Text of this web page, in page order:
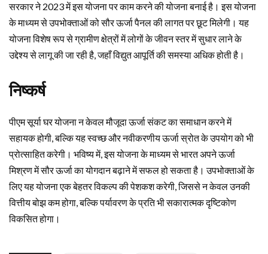
सरकार ने 2023 में इस योजना पर काम करने की योजना बनाई है। इस योजना
के माध्यम से उपभोक्ताओं को सौर ऊर्जा पैनल की लागत पर छूट मिलेगी। यह
योजना विशेष रूप से ग्रामीण क्षेत्रों में लोगों के जीवन स्तर में सुधार लाने के
उद्देश्य से लागू की जा रही है, जहाँ विद्युत आपूर्ति की समस्या अधिक होती है।
निष्कर्ष
पीएम सूर्या घर योजना न केवल मौजूदा ऊर्जा संकट का समाधान करने में
सहायक होगी, बल्कि यह स्वच्छ और नवीकरणीय ऊर्जा स्रोत के उपयोग को भी
प्रोत्साहित करेगी। भविष्य में, इस योजना के माध्यम से भारत अपने ऊर्जा
मिश्रण में सौर ऊर्जा का योगदान बढ़ाने में सफल हो सकता है। उपभोक्ताओं के
लिए यह योजना एक बेहतर विकल्प की पेशकश करेगी, जिससे न केवल उनकी
वित्तीय बोझ कम होगा, बल्कि पर्यावरण के प्रति भी सकारात्मक दृष्टिकोण
विकसित होगा।